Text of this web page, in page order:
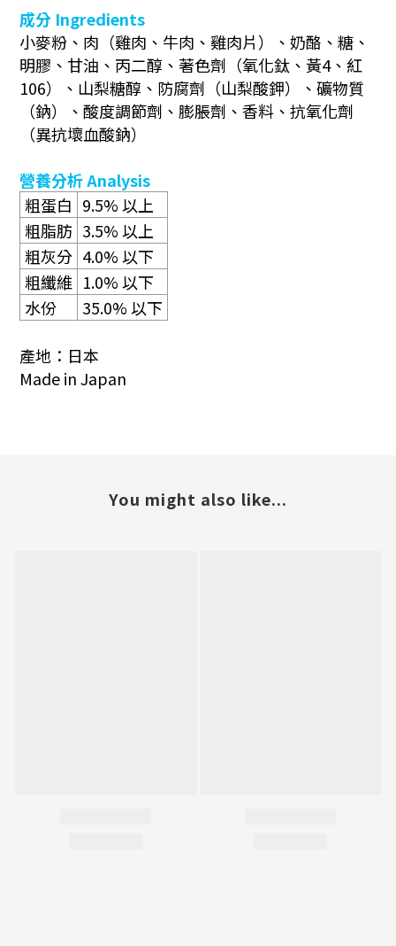
成分 Ingredients
小麥粉、肉（雞肉、牛肉、雞肉片）、奶酪、糖、
明膠、甘油、丙二醇、著色劑（氧化鈦、黃4、紅
106）、山梨糖醇、防腐劑（山梨酸鉀）、礦物質
（鈉）、酸度調節劑、膨脹劑、香料、抗氧化劑
（異抗壞血酸鈉）
營養分析Analysis
粗蛋白 9.5%以上
粗脂肪 3.5%以上
粗灰分 4.0%以下
粗纖維 1.0%以下
水份
35.0%以下
產地：日本
Made in Japan
You might also like...